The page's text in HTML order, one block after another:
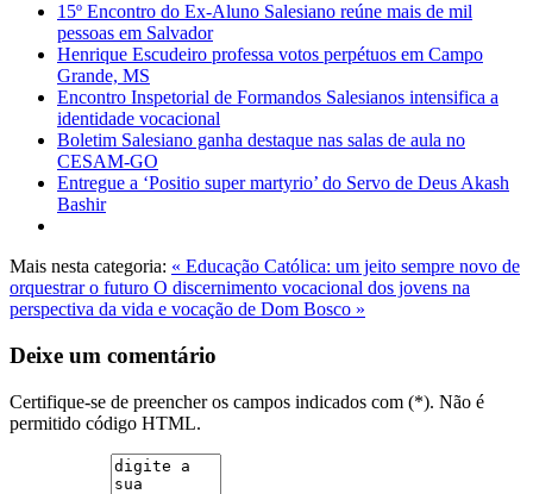
15º Encontro do Ex-Aluno Salesiano reúne mais de mil
pessoas em Salvador
Henrique Escudeiro professa votos perpétuos em Campo
Grande, MS
Encontro Inspetorial de Formandos Salesianos intensifica a
identidade vocacional
Boletim Salesiano ganha destaque nas salas de aula no
CESAM-GO
Entregue a ‘Positio super martyrio’ do Servo de Deus Akash
Bashir
Mais nesta categoria: « Educação Católica: um jeito sempre novo de
orquestrar o futuro O discernimento vocacional dos jovens na
perspectiva da vida e vocação de Dom Bosco »
Deixe um comentário
Certifique-se de preencher os campos indicados com (*). Não é
permitido código HTML.